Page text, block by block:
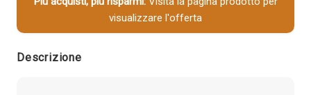
visualizzare l'offerta
Descrizione